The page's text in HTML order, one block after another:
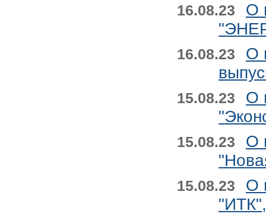
16.08.23
О
16.08.23
О
15.08.23
О
15.08.23
О
15.08.23
О